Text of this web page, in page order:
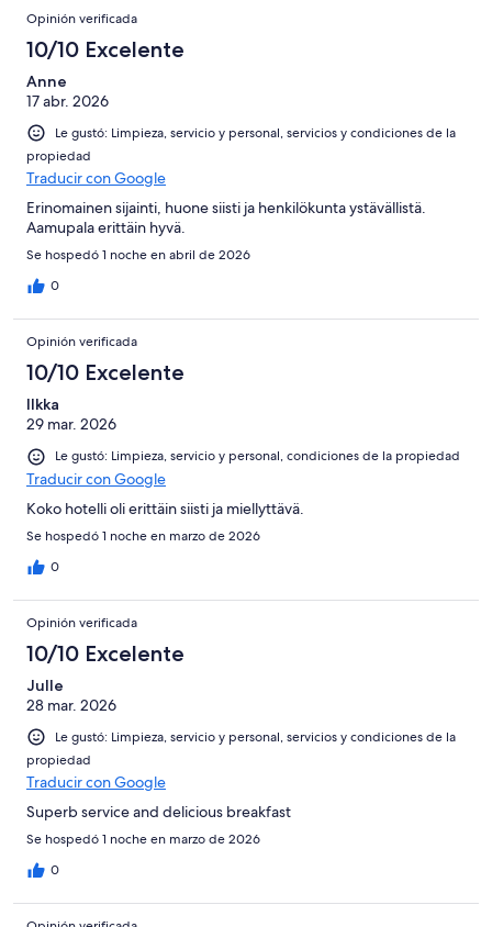
Opinión verificada
10/10 Excelente
Anne
17 abr. 2026
Le gustó: Limpieza, servicio y personal, servicios y condiciones de la
propiedad
Traducir con Google
Erinomainen sijainti, huone siisti ja henkilökunta ystävällistä.
Aamupala erittäin hyvä.
Se hospedó 1 noche en abril de 2026
0
Opinión verificada
10/10 Excelente
Ilkka
29 mar. 2026
Le gustó: Limpieza, servicio y personal, condiciones de la propiedad
Traducir con Google
Koko hotelli oli erittäin siisti ja miellyttävä.
Se hospedó 1 noche en marzo de 2026
0
Opinión verificada
10/10 Excelente
Julle
28 mar. 2026
Le gustó: Limpieza, servicio y personal, servicios y condiciones de la
propiedad
Traducir con Google
Superb service and delicious breakfast
Se hospedó 1 noche en marzo de 2026
0